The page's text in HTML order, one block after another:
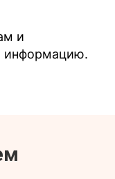
и
информацию.